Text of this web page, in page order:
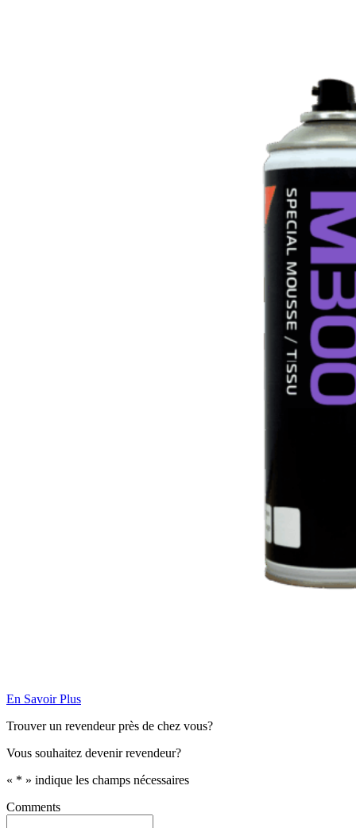
En Savoir Plus
Trouver un revendeur près de chez vous?
Vous souhaitez devenir revendeur?
« * » indique les champs nécessaires
Comments